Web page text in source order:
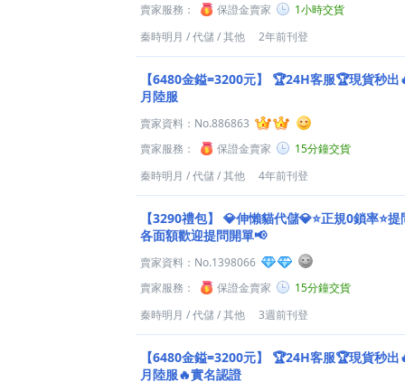
賣家服務：
保證金賣家
1小時交貨
秦時明月 /代儲/其他 2年前刊登
【6480金鎰=3200元】
🏆24H客服🏆現貨秒出
月陸服
賣家資料： No.886863
賣家服務：
保證金賣家
15分鐘交貨
秦時明月 /代儲/其他 4年前刊登
【3290禮包】
💎伸懶貓代儲💎⭐正規0鎖率⭐
各面額歡迎提問開單📢
賣家資料： No.1398066
賣家服務：
保證金賣家
15分鐘交貨
秦時明月 /代儲/其他 3週前刊登
【6480金鎰=3200元】
🏆24H客服🏆現貨秒出
月陸服🔥實名認證️